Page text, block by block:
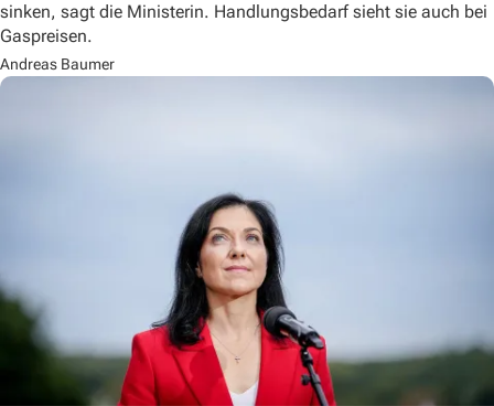
sinken, sagt die Ministerin. Handlungsbedarf sieht sie auch bei
Gaspreisen.
Andreas Baumer